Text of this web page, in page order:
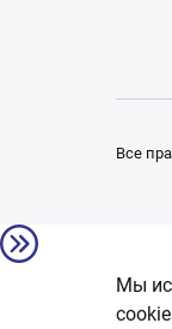
Все
Мы